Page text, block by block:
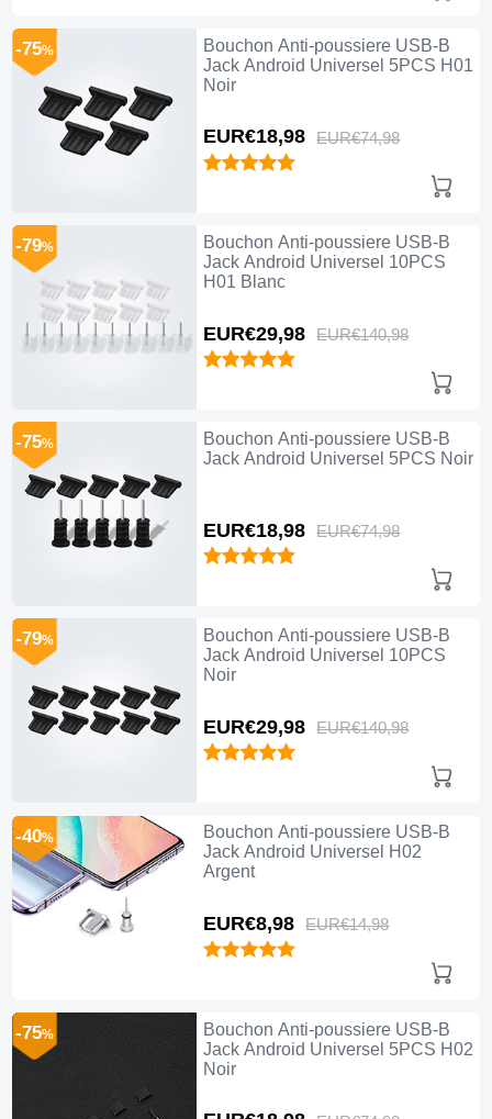
Bouchon Anti-poussiere USB-B
Jack Android Universel 5PCS H01
Noir
EUR€18,98 EUR€74,98
-75%
Bouchon Anti-poussiere USB-B
Jack Android Universel 10PCS
H01 Blanc
EUR€29,98 EUR€140,98
-79%
Bouchon Anti-poussiere USB-B
Jack Android Universel 5PCS Noir
EUR€18,98 EUR€74,98
-75%
Bouchon Anti-poussiere USB-B
Jack Android Universel 10PCS
Noir
EUR€29,98 EUR€140,98
-79%
Bouchon Anti-poussiere USB-B
Jack Android Universel H02
Argent
EUR€8,98 EUR€14,98
-40%
Bouchon Anti-poussiere USB-B
Jack Android Universel 5PCS H02
Noir
-75%